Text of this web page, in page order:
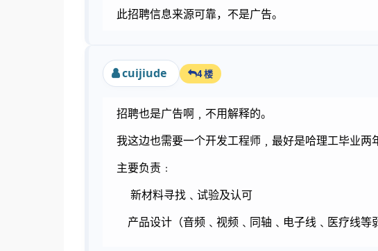
此招聘信息来源可靠，不是广告。
cuijiude 4 楼
招聘也是广告啊﹐不用解释的。
我这边也需要一个开发工程师﹐最好是哈理工毕业两
主要负责﹕
新材料寻找﹑试验及认可
产品设计（音频﹑视频﹑同轴﹑电子线﹑医疗线等